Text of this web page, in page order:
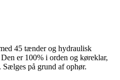
45 tænder og hydraulisk
er 100% i orden og køreklar,
Sælges på grund af ophør.